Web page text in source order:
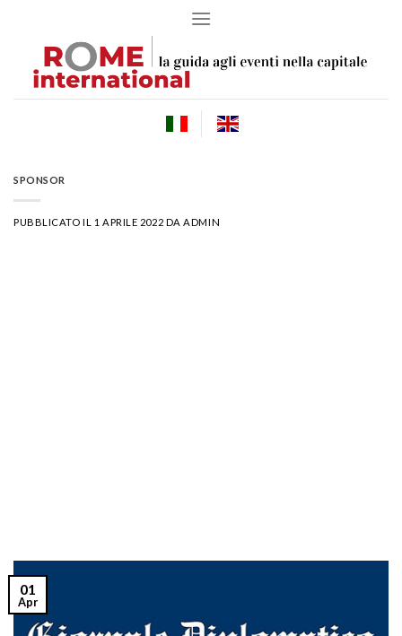
SPONSOR
PUBBLICATO IL 1 APRILE 2022 DAADMIN
01
Apr